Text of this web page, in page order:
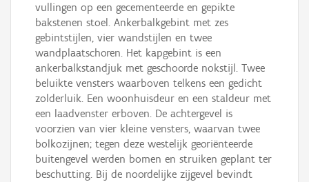
vullingen op een gecementeerde en gepikte
bakstenen stoel. Ankerbalkgebint met zes
gebintstijlen, vier wandstijlen en twee
wandplaatschoren. Het kapgebint is een
ankerbalkstandjuk met geschoorde nokstijl. Twee
beluikte vensters waarboven telkens een gedicht
zolderluik. Een woonhuisdeur en een staldeur met
een laadvenster erboven. De achtergevel is
voorzien van vier kleine vensters, waarvan twee
bolkozijnen; tegen deze westelijk georiënteerde
buitengevel werden bomen en struiken geplant ter
beschutting. Bij de noordelijke zijgevel bevindt